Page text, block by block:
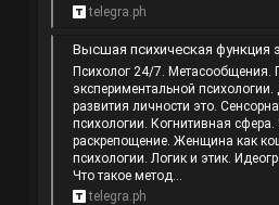
telegra.ph
Высшая психическая функция это. Высшие силы это что такое. Почерк без
Психолог 24/7. Метасообщения.
экспериментальной
развития личности это.
психологии. Когнитивная сфера.
раскрепощение. Женщина как
психологии. Логик и этик.
Что такое метод...
telegra.ph